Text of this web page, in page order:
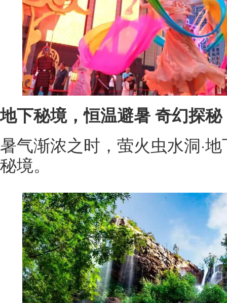
地下秘境，恒温避暑 奇幻探秘
暑气渐浓之时，萤火虫水洞·
秘境。